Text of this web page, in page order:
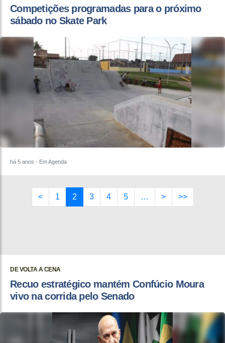
Competições programadas para o próximo
sábado no Skate Park
há 5 anos - Em Agenda
< 1 2 3 4 5 … > >>
DE VOLTA A CENA
Recuo estratégico mantém Confúcio Moura
vivo na corrida pelo Senado